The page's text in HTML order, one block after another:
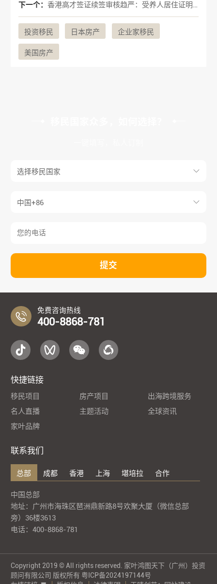
下一个：
香港高才签证续签审核趋严：受养人居住证明缺失，如何成功破局？
投资移民 日本房产 企业家移民
美国房产
提交
免费咨询热线
400-8868-781
快捷链接
移民项目 房产项目
出海跨境服务
名人直播
主题活动
全球资讯
家叶品牌
联系我们
总部 成都 香港 上海 堪培拉 合作
中国总部
地址：广州市海珠区琶洲鼎新路8号欢聚大厦（微信总部
旁）36楼3613
电话：400-8868-781
Copyright 2019 © All rights reserved. 家叶鸿图天下（广州）投资
顾问有限公司 版权所有 粤ICP备2024197144号